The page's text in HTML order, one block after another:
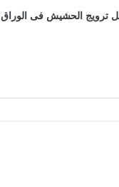
الحشيش فى الوراق 4 أيام